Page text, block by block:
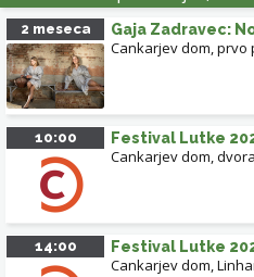
2 meseca Gaja Zadravec:
Cankarjev dom, prvo
10:00 Festival Lutke
Cankarjev dom,
14:00 Festival Lutke
Cankarjev dom,